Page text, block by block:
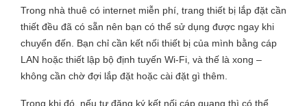
Trong nhà thuê có internet miễn phí, trang thiết bị lắp đặt cần
thiết đều đã có sẵn nên bạn có thể sử dụng được ngay khi
chuyển đến. Bạn chỉ cần kết nối thiết bị của mình bằng cáp
LAN hoặc thiết lập bộ định tuyến Wi-Fi, và thế là xong –
không cần chờ đợi lắp đặt hoặc cài đặt gì thêm.
Trong khi đó, nếu tự đăng ký kết nối cáp quang thì có thể